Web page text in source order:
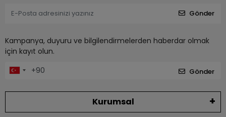
Gönder
Kampanya, duyuru ve bilgilendirmelerden haberdar olmak
için kayıt olun.
Gönder
Kurumsal